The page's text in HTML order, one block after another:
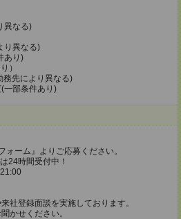
異なる)
り異なる)
あり)
り）
務先により異なる)
一部条件あり)
ォーム』よりご応募ください。
時間受付中！
社登録面談を実施しております。
せください。